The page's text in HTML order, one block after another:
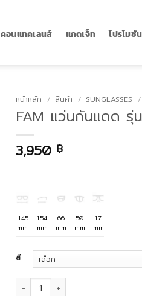
คอนแทคเลนส์ แกดเจ็ท โปรโมชัน
หน้าหลัก / สินค้า / SUNGLASSES /
FAM แว่นกันแดด รุ่
3,950 ฿
145
mm
154
mm
66
mm
50
mm
17
mm
สี
จำนวน FAM แว่นกันแดด รุ่น SVS006